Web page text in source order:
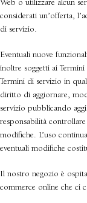
Web o utilizzare alcun
considerati un’offerta,
di servizio.
Eventuali nuove
inoltre soggetti ai
Termini di servizio in
diritto di aggiornare,
servizio pubblicando
responsabilità
modifiche. L’uso
eventuali modifiche
Il nostro negozio è
commerce online che ci